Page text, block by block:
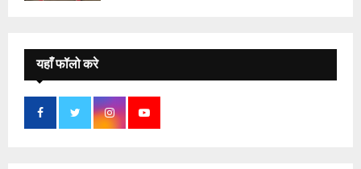
यहाँ फॉलो करे